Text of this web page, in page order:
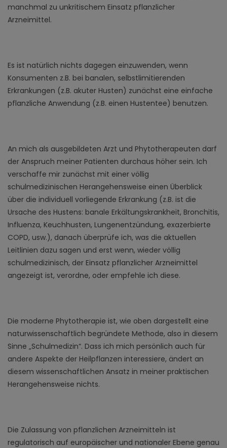
manchmal zu unkritischem Einsatz pflanzlicher
Arzneimittel.
Es ist natürlich nichts dagegen einzuwenden, wenn
Konsumenten z.B. bei banalen, selbstlimitierenden
Erkrankungen (z.B. akuter Husten) zunächst eine einfache
pflanzliche Anwendung (z.B. einen Hustentee) benutzen.
An mich als ausgebildeten Arzt und Phytotherapeuten darf
der Anspruch meiner Patienten durchaus höher sein. Ich
verschaffe mir zunächst mit einer völlig
schulmedizinischen Herangehensweise einen Überblick
über die individuell vorliegende Erkrankung (z.B. ist die
Ursache des Hustens: banale Erkältungskrankheit, Bronchitis,
Influenza, Keuchhusten, Lungenentzündung, exazerbierte
COPD, usw.), danach überprüfe ich, was die aktuellen
Leitlinien dazu sagen und erst wenn, wieder völlig
schulmedizinisch, der Einsatz pflanzlicher Arzneimittel
angezeigt ist, verordne, oder empfehle ich diese.
Die moderne Phytotherapie ist, wie oben dargestellt eine
naturwissenschaftlich begründete Methode, also in diesem
Sinne „Schulmedizin“. Dass ich mich persönlich auch für
andere Aspekte der Heilpflanzen interessiere, ändert an
diesem wissenschaftlichen Ansatz in meiner praktischen
Herangehensweise nichts.
Die Zulassung von pflanzlichen Arzneimitteln ist
regulatorisch auf europäischer und nationaler Ebene genau